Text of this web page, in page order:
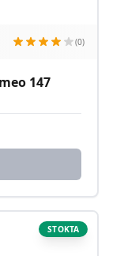
(0)
147
STOKTA